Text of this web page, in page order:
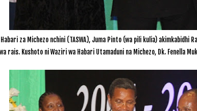
za Michezo nchini (TASWA), Juma Pinto (wa pili kulia)
rais. Kushoto ni Waziri wa Habari Utamaduni na Michezo, Dk. Fenella